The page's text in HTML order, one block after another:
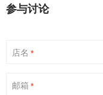
参与讨论
店名 *
邮箱 *